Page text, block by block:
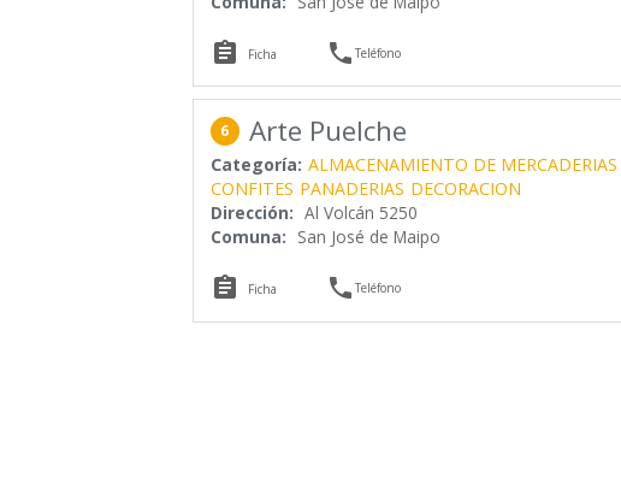
 Ficha Teléfono
6 Arte Puelche
Categoría: ALMACENAMIENTO DE MERCADERIAS
CONFITES PANADERIAS DECORACION
Dirección: Al Volcán 5250
Comuna: San José de Maipo
 Ficha Teléfono